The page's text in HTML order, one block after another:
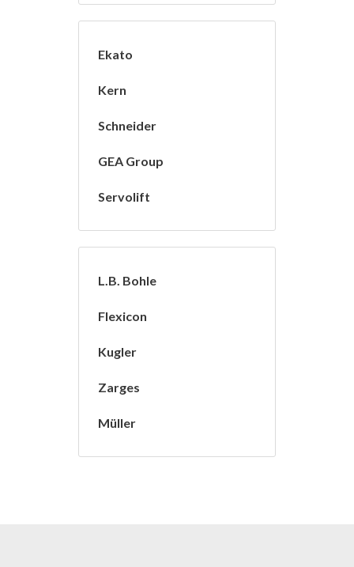
Ekato
Kern
Schneider
GEA Group
Servolift
L.B. Bohle
Flexicon
Kugler
Zarges
Müller